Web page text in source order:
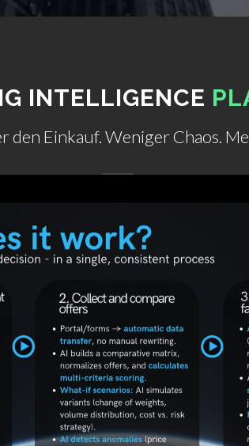
INTELLIGENCE
den Einkauf. Weniger Chaos.